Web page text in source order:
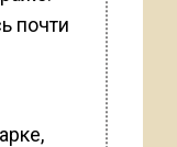
почти